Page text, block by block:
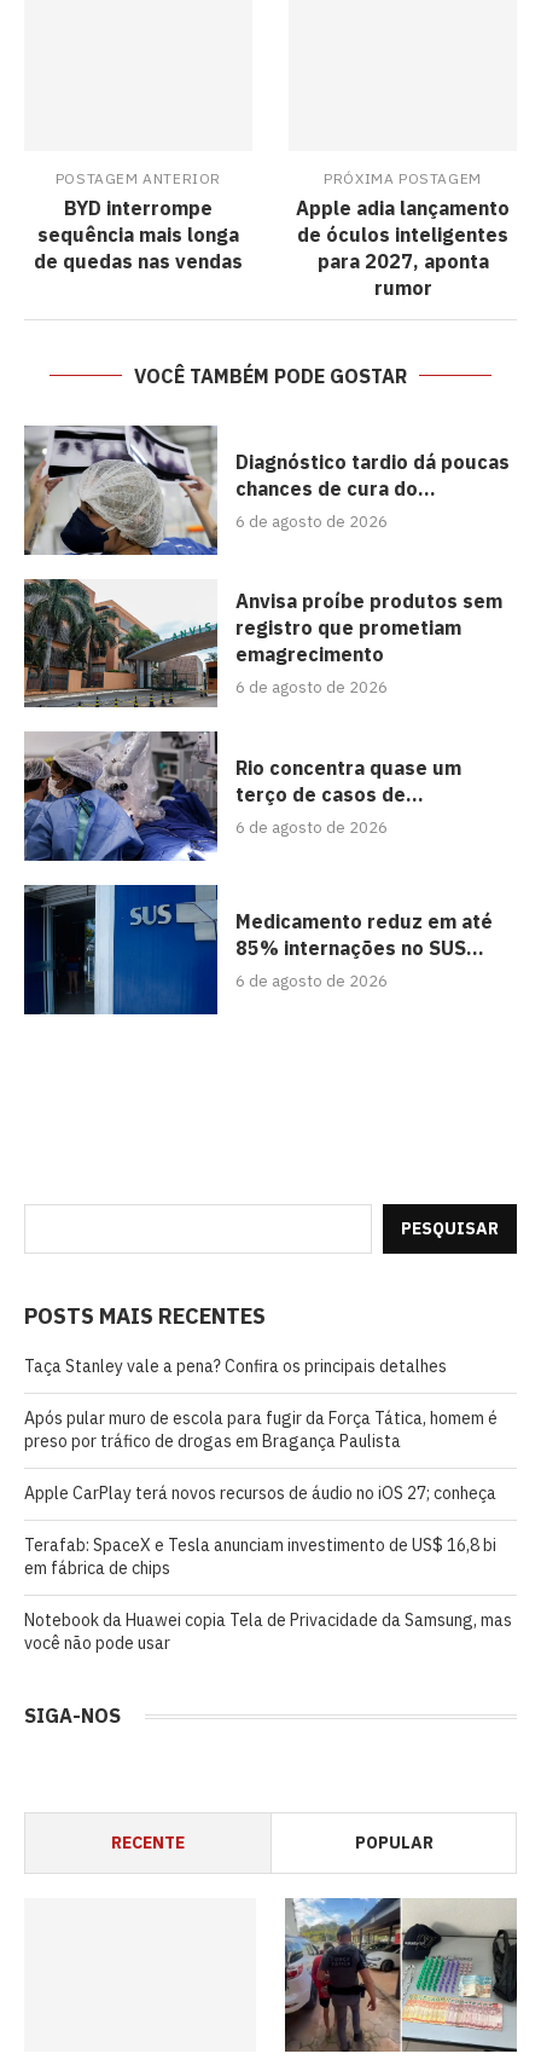
POSTAGEM ANTERIOR
BYD interrompe
sequência mais longa
de quedas nas vendas
PRÓXIMA POSTAGEM
Apple adia lançamento
de óculos inteligentes
para 2027, aponta
rumor
VOCÊ TAMBÉM PODE GOSTAR
Diagnóstico tardio dá poucas
chances de cura do...
6 de agosto de 2026
Anvisa proíbe produtos sem
registro que prometiam
emagrecimento
6 de agosto de 2026
Rio concentra quase um
terço de casos de...
6 de agosto de 2026
Medicamento reduz em até
85% internações no SUS...
6 de agosto de 2026
PESQUISAR
POSTS MAIS RECENTES
Taça Stanley vale a pena? Confira os principais detalhes
Após pular muro de escola para fugir da Força Tática, homem é
preso por tráfico de drogas em Bragança Paulista
Apple CarPlay terá novos recursos de áudio no iOS 27; conheça
Terafab: SpaceX e Tesla anunciam investimento de US$ 16,8 bi
em fábrica de chips
Notebook da Huawei copia Tela de Privacidade da Samsung, mas
você não pode usar
SIGA-NOS
RECENTE POPULAR